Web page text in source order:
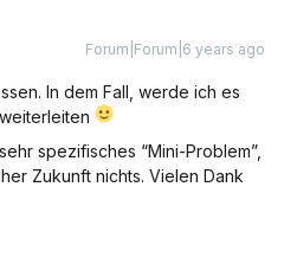
Forum|Forum|6 years ago
In dem Fall, werde ich es
spezifisches “Mini-Problem”,
Zukunft nichts. Vielen Dank